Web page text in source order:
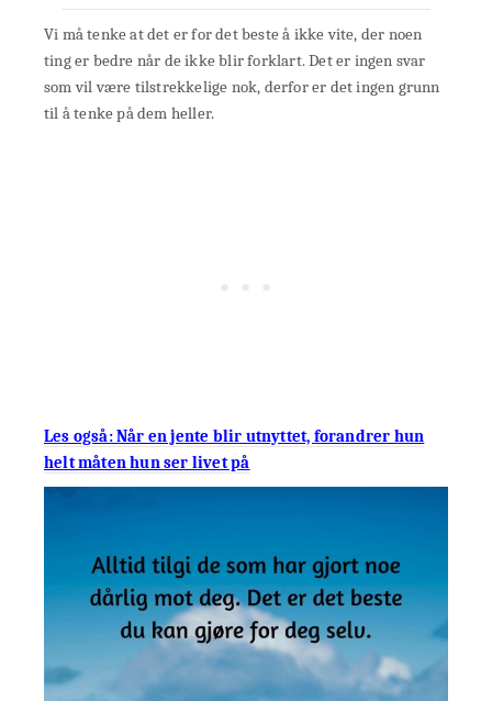
Vi må tenke at det er for det beste å ikke vite, der noen
ting er bedre når de ikke blir forklart. Det er ingen svar
som vil være tilstrekkelige nok, derfor er det ingen grunn
til å tenke på dem heller.
Les også: Når en jente blir utnyttet, forandrer hun
helt måten hun ser livet på